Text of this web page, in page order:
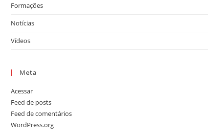
Formações
Notícias
Vídeos
Meta
Acessar
Feed de posts
Feed de comentários
WordPress.org